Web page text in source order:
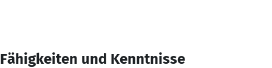
Fähigkeiten und Kenntnisse